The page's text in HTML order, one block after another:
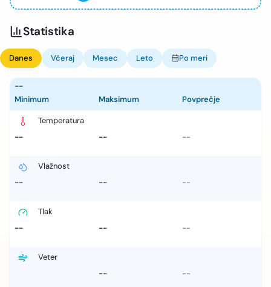
Statistika
Danes Včeraj Mesec Leto Po meri
--
Minimum
Maksimum Povprečje
Temperatura
--
-- --
Vlažnost
--
-- --
Tlak
--
-- --
Veter
--
--